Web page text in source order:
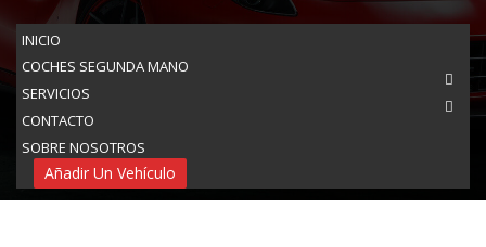
INICIO
COCHES SEGUNDA MANO
SERVICIOS
CONTACTO
SOBRE NOSOTROS
Añadir Un Vehículo
Robledauto